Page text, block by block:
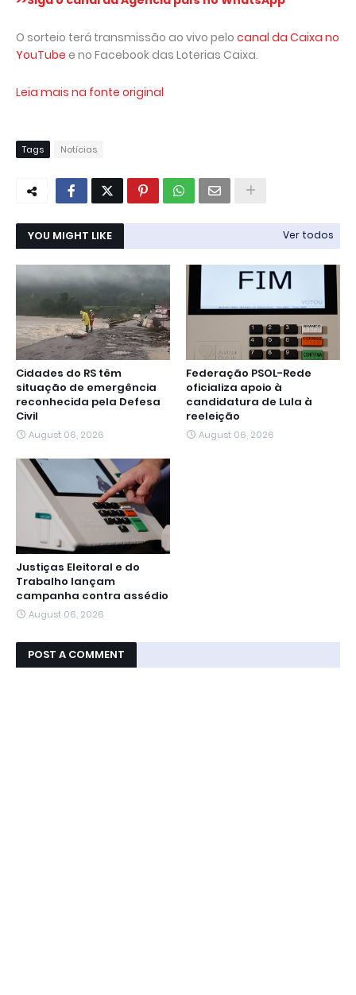
O sorteio terá transmissão ao vivo pelo canal da Caixa no
YouTube e no Facebook das Loterias Caixa.
Leia mais na fonte original
Tags Notícias
YOU MIGHT LIKE Ver todos
Cidades do RS têm
situação de emergência
reconhecida pela Defesa
Civil
August 06, 2026
Federação PSOL-Rede
oficializa apoio à
candidatura de Lula à
reeleição
August 06, 2026
Justiças Eleitoral e do
Trabalho lançam
campanha contra assédio
August 06, 2026
POST A COMMENT